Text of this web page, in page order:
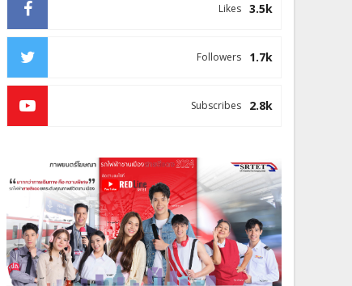
3.5k
Likes
1.7k
Followers
2.8k
Subscribes